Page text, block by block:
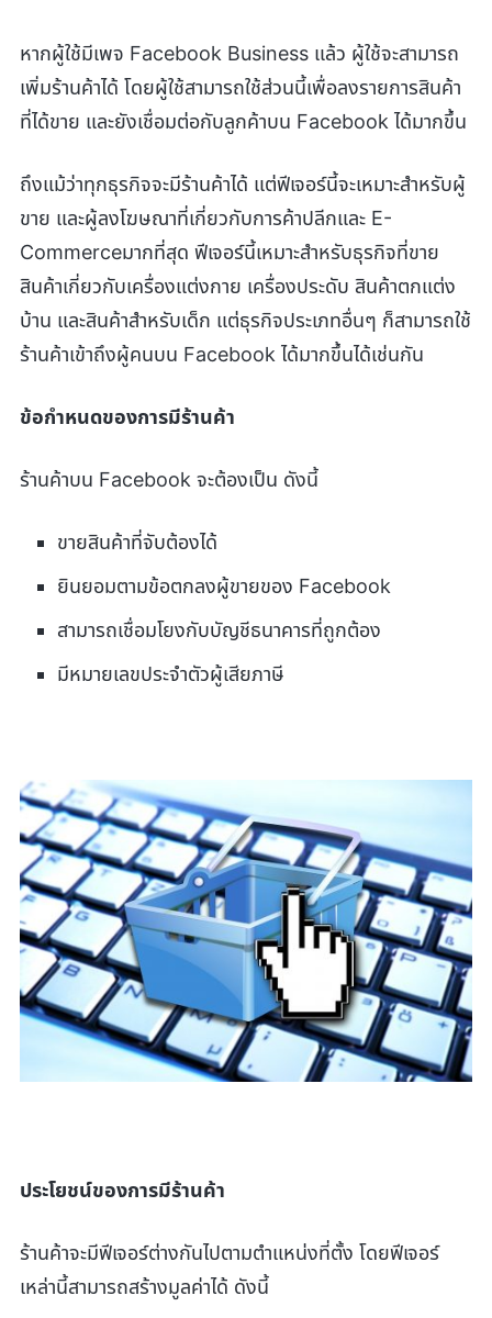
หากผู้ใช้มีเพจ Facebook Business แล้ว ผู้ใช้จะสามารถ
เพิ่มร้านค้าได้ โดยผู้ใช้สามารถใช้ส่วนนี้เพื่อลงรายการสินค้า
ที่ได้ขาย และยังเชื่อมต่อกับลูกค้าบน Facebook ได้มากขึ้น
ถึงแม้ว่าทุกธุรกิจจะมีร้านค้าได้ แต่ฟีเจอร์นี้จะเหมาะสำหรับผู้
ขาย และผู้ลงโฆษณาที่เกี่ยวกับการค้าปลีกและ E-
Commerceมากที่สุด ฟีเจอร์นี้เหมาะสำหรับธุรกิจที่ขาย
สินค้าเกี่ยวกับเครื่องแต่งกาย เครื่องประดับ สินค้าตกแต่ง
บ้าน และสินค้าสำหรับเด็ก แต่ธุรกิจประเภทอื่นๆ ก็สามารถใช้
ร้านค้าเข้าถึงผู้คนบน Facebook ได้มากขึ้นได้เช่นกัน
ข้อกำหนดของการมีร้านค้า
ร้านค้าบน Facebook จะต้องเป็น ดังนี้
ขายสินค้าที่จับต้องได้
ยินยอมตามข้อตกลงผู้ขายของ Facebook
สามารถเชื่อมโยงกับบัญชีธนาคารที่ถูกต้อง
มีหมายเลขประจำตัวผู้เสียภาษี
ประโยชน์ของการมีร้านค้า
ร้านค้าจะมีฟีเจอร์ต่างกันไปตามตำแหน่งที่ตั้ง โดยฟีเจอร์
เหล่านี้สามารถสร้างมูลค่าได้ ดังนี้